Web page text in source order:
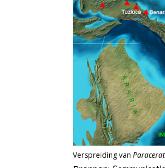
Verspreiding van